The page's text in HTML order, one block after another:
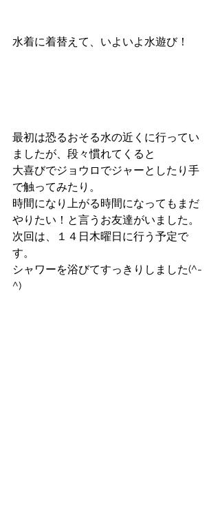
水着に着替えて、いよいよ水遊び！
最初は恐るおそる水の近くに行ってい
ましたが、段々慣れてくると
大喜びでジョウロでジャーとしたり手
で触ってみたり。
時間になり上がる時間になってもまだ
やりたい！と言うお友達がいました。
次回は、１４日木曜日に行う予定で
す。
シャワーを浴びてすっきりしました(^-
^)